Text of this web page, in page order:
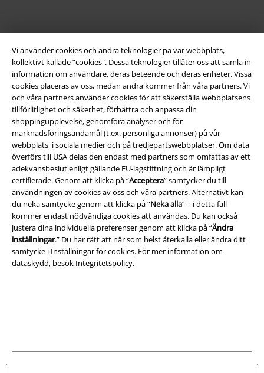
Vi använder cookies och andra teknologier på vår webbplats,
kollektivt kallade “cookies". Dessa teknologier tillåter oss att samla in
information om användare, deras beteende och deras enheter. Vissa
cookies placeras av oss, medan andra kommer från våra partners. Vi
och våra partners använder cookies för att säkerställa webbplatsens
tillförlitlighet och säkerhet, förbättra och anpassa din
shoppingupplevelse, genomföra analyser och för
marknadsföringsändamål (t.ex. personliga annonser) på vår
webbplats, i sociala medier och på tredjepartswebbplatser. Om data
överförs till USA delas den endast med partners som omfattas av ett
adekvansbeslut enligt gällande EU-lagstiftning och är lämpligt
certifierade. Genom att klicka på “Acceptera” samtycker du till
användningen av cookies av oss och våra partners. Alternativt kan
du neka samtycke genom att klicka på “Neka alla” – i detta fall
kommer endast nödvändiga cookies att användas. Du kan också
justera dina individuella preferenser genom att klicka på “Ändra
inställningar.” Du har rätt att när som helst återkalla eller ändra ditt
samtycke i Inställningar för cookies. För mer information om
dataskydd, besök Integritetspolicy.
Juridisk information/Villkor
Villkor
Om oss
Ladda ner villkoren
Avfallshantering och miljöskydd
Försäkran om överensstämmelse